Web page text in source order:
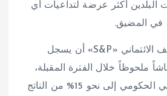
البلدين أكثر عرضة لتداعيات أي
في المضيق.
وتوقعت وكالة التصنيف الائتماني «S&P» أن يسجل
ملحوظاً خلال الفترة المقبلة،
مع ارتفاع العجز المالي الحكومي إلى نحو 15% من الناتج